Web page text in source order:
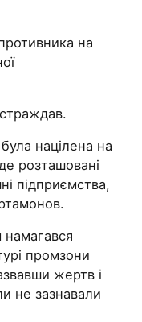
на
націлена на
розташовані
підприємства,
промзони
жертв і
не зазнавали